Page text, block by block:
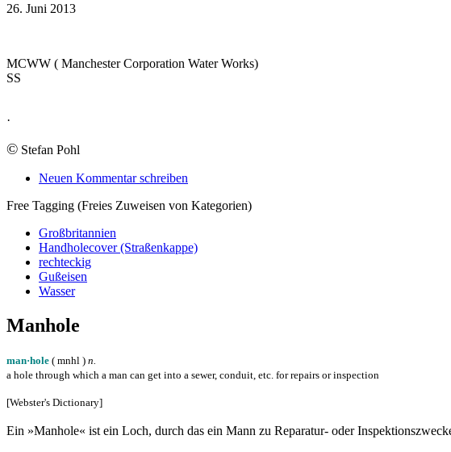
26. Juni 2013
MCWW ( Manchester Corporation Water Works)
SS
·
© Stefan Pohl
Neuen Kommentar schreiben
Free Tagging (Freies Zuweisen von Kategorien)
Großbritannien
Handholecover (Straßenkappe)
rechteckig
Gußeisen
Wasser
Manhole
man·hole ( mnhl ) n.
a hole through which a man can get into a sewer, conduit, etc. for repairs or inspection
[Webster's Dictionary]
Ein »Manhole« ist ein Loch, durch das ein Mann zu Reparatur- oder